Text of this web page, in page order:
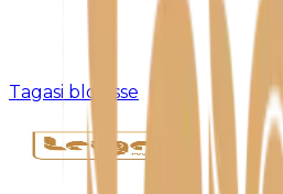
Kahjuks pole sellist postitust
Tagasi blogisse